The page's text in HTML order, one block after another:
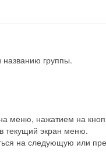
группы.
меню, нажатием на
текущий экран меню.
на следующую или